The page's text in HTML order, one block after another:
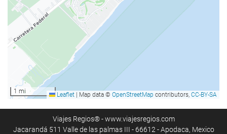
Alquiler de material deportivo
Ping pong
Campo de golf en la cercanía
Billar
Rutas de ciclismo
Bienestar
1 mi Leaflet Map data © OpenStreetMap contributors, CC-BY-SA
Viajes Regios® - www.viajesregios.com
Jacarandá 511 Valle de las palmas III - 66612 - Apodaca, Mexico